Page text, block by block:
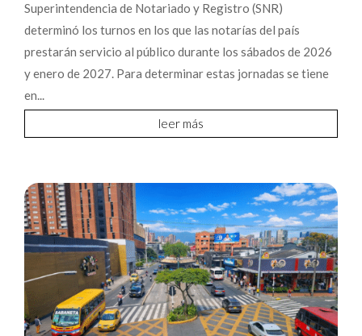
Superintendencia de Notariado y Registro (SNR)
determinó los turnos en los que las notarías del país
prestarán servicio al público durante los sábados de 2026
y enero de 2027. Para determinar estas jornadas se tiene
en...
leer más